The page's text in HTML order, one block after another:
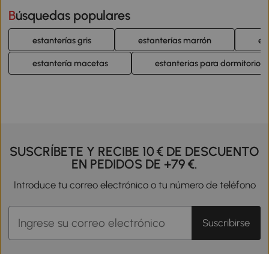
Búsquedas populares
estanterías gris estanterías marrón
estantería macetas estanterias para dormitorios
SUSCRÍBETE Y RECIBE 10 € DE DESCUENTO
EN PEDIDOS DE +79 €.
Introduce tu correo electrónico o tu número de teléfono
Suscribirse